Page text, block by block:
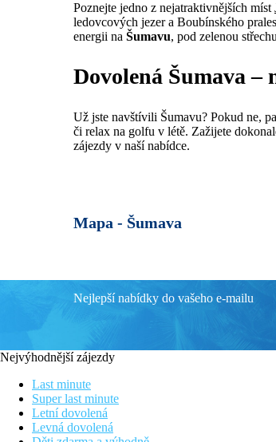
Poznejte jedno z nejatraktivnějších míst
ledovcových jezer a Boubínského
energii na Šumavu, pod zelenou
Dovolená Šumava –
Už jste navštívili Šumavu? Pokud ne,
či relax na golfu v létě. Zažijete
zájezdy v naší nabídce.
Mapa - Šumava
Nejlepší nabídky do vašeho e-mailu
Nejvýhodnější zájezdy
Last minute
Super last minute
Letní dovolená
Levná dovolená